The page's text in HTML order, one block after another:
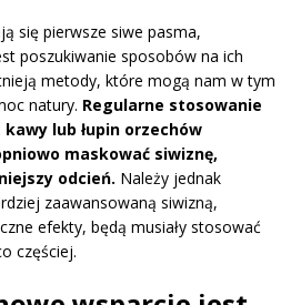
się pierwsze siwe pasma,
poszukiwanie sposobów na ich
metody, które mogą nam w tym
natury. Regularne stosowanie
kawy lub łupin orzechów
maskować siwiznę,
odcień. Należy jednak
zaawansowaną siwizną,
efekty, będą musiały stosować
częściej.